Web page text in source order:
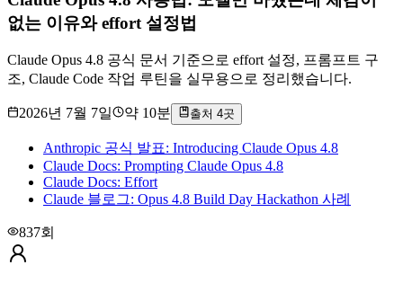
없는 이유와 effort 설정법
Claude Opus 4.8 공식 문서 기준으로 effort 설정, 프롬프트 구
조, Claude Code 작업 루틴을 실무용으로 정리했습니다.
2026년 7월 7일 약 10분 출처 4곳
Anthropic 공식 발표: Introducing Claude Opus 4.8
Claude Docs: Prompting Claude Opus 4.8
Claude Docs: Effort
Claude 블로그: Opus 4.8 Build Day Hackathon 사례
837회